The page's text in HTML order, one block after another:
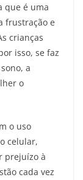
que é uma
frustração e
crianças
isso, se faz
a
o
o uso
celular,
prejuízo à
cada vez